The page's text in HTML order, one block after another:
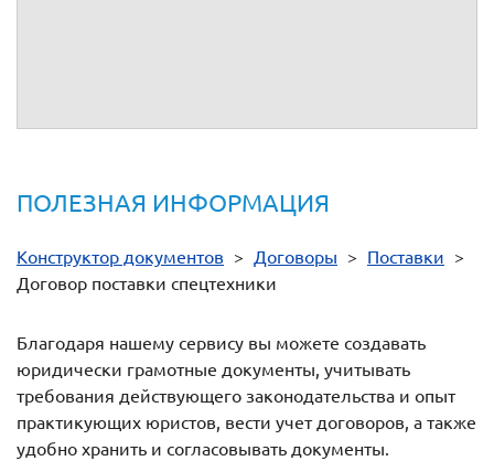
ПОЛЕЗНАЯ ИНФОРМАЦИЯ
Конструктор документов > Договоры > Поставки >
Договор поставки спецтехники
Благодаря нашему сервису вы можете создавать
юридически грамотные документы, учитывать
требования действующего законодательства и опыт
практикующих юристов, вести учет договоров, а также
удобно хранить и согласовывать документы.